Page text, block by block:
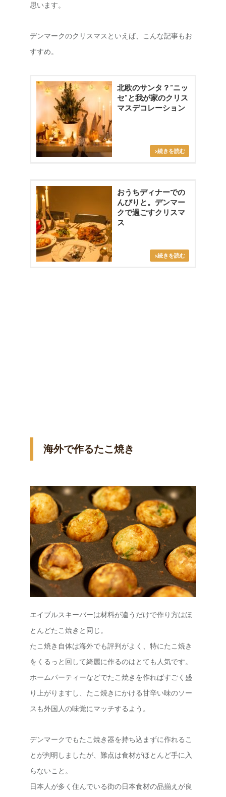
思います。
デンマークのクリスマスといえば、こんな記事もお
すすめ。
北欧のサンタ？”ニッ
セ”と我が家のクリス
マスデコレーション
おうちディナーでの
んびりと。デンマー
クで過ごすクリスマ
ス
海外で作るたこ焼き
エイブルスキーバーは材料が違うだけで作り方はほ
とんどたこ焼きと同じ。
たこ焼き自体は海外でも評判がよく、特にたこ焼き
をくるっと回して綺麗に作るのはとても人気です。
ホームパーティーなどでたこ焼きを作ればすごく盛
り上がりますし、たこ焼きにかける甘辛い味のソー
スも外国人の味覚にマッチするよう。
デンマークでもたこ焼き器を持ち込まずに作れるこ
とが判明しましたが、難点は食材がほとんど手に入
らないこと。
日本人が多く住んでいる街の日本食材の品揃えが良